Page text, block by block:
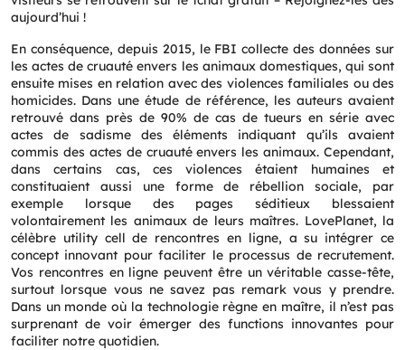
aujourd’hui !
En conséquence, depuis 2015, le FBI collecte des données sur
les actes de cruauté envers les animaux domestiques, qui sont
ensuite mises en relation avec des violences familiales ou des
homicides. Dans une étude de référence, les auteurs avaient
retrouvé dans près de 90% de cas de tueurs en série avec
actes de sadisme des éléments indiquant qu’ils avaient
commis des actes de cruauté envers les animaux. Cependant,
dans certains cas, ces violences étaient humaines et
constituaient aussi une forme de rébellion sociale, par
exemple lorsque des pages séditieux blessaient
volontairement les animaux de leurs maîtres. LovePlanet, la
célèbre utility cell de rencontres en ligne, a su intégrer ce
concept innovant pour faciliter le processus de recrutement.
Vos rencontres en ligne peuvent être un véritable casse-tête,
surtout lorsque vous ne savez pas remark vous y prendre.
Dans un monde où la technologie règne en maître, il n’est pas
surprenant de voir émerger des functions innovantes pour
faciliter notre quotidien.